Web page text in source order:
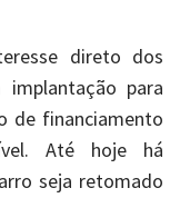
direto dos
para
de financiamento
Até hoje há
seja retomado